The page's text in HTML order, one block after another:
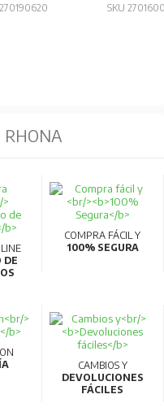
SKU
RHONA
DE
COMPRA FÁCIL Y
100% SEGURA
CAMBIOS Y
DEVOLUCIONES
FÁCILES